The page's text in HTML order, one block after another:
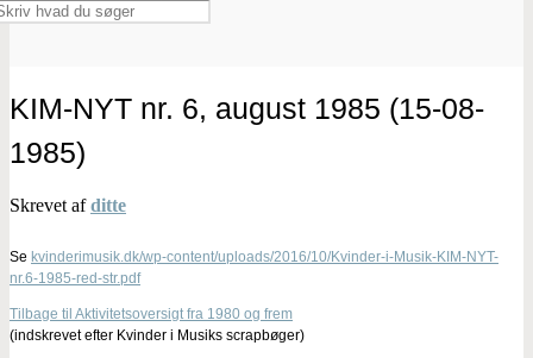
KIM-NYT nr. 6, august 1985 (15-08-
1985)
Skrevet afditte
Se kvinderimusik.dk/wp-content/uploads/2016/10/Kvinder-i-Musik-KIM-NYT-
nr.6-1985-red-str.pdf
Tilbage til Aktivitetsoversigt fra 1980 og frem
(indskrevet efter Kvinder i Musiks scrapbøger)